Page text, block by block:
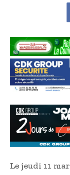
Le jeudi 11